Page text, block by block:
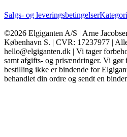
Salgs- og leveringsbetingelser
©2026 Elgiganten A/S | Arne
København S. | CVR: 17237977 |
hello@elgiganten.dk | Vi tager
samt afgifts- og prisændringer. Vi
bestilling ikke er bindende for
behandlet din ordre og sendt en